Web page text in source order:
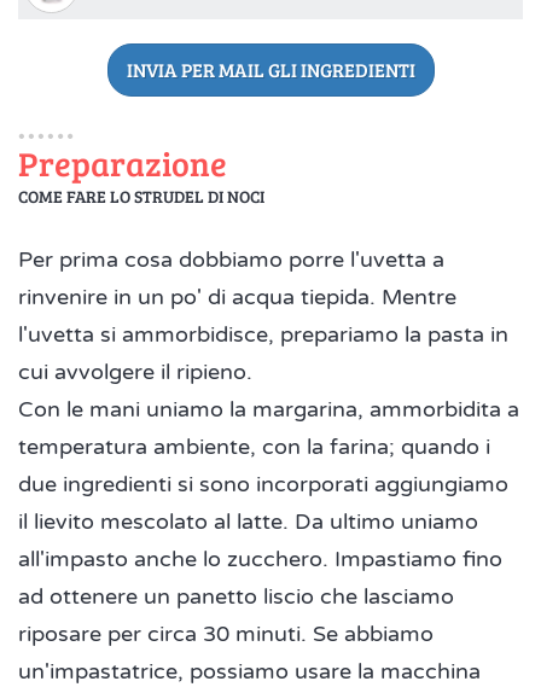
INVIA PER MAIL GLI INGREDIENTI
Preparazione
COME FARE LO STRUDEL DI NOCI
Per prima cosa dobbiamo porre l'uvetta a
rinvenire in un po' di acqua tiepida. Mentre
l'uvetta si ammorbidisce, prepariamo la pasta in
cui avvolgere il ripieno.
Con le mani uniamo la margarina, ammorbidita a
temperatura ambiente, con la farina; quando i
due ingredienti si sono incorporati aggiungiamo
il lievito mescolato al latte. Da ultimo uniamo
all'impasto anche lo zucchero. Impastiamo fino
ad ottenere un panetto liscio che lasciamo
riposare per circa 30 minuti. Se abbiamo
un'impastatrice, possiamo usare la macchina